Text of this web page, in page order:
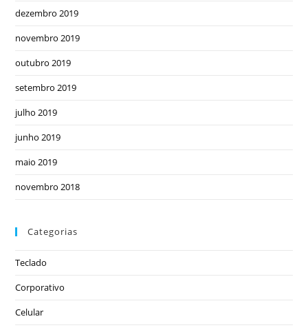
dezembro 2019
novembro 2019
outubro 2019
setembro 2019
julho 2019
junho 2019
maio 2019
novembro 2018
Categorias
Teclado
Corporativo
Celular